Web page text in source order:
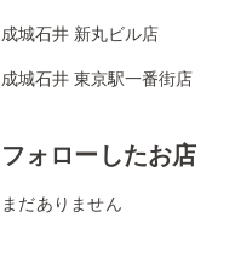
成城石井 新丸ビル店
成城石井 東京駅一番街店
フォローしたお店
まだありません